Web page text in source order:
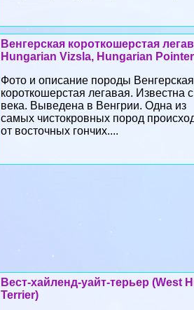
Венгерская короткошерстая
Hungarian Vizsla, Hungarian
Фото и описание породы Венгерская
короткошерстая легавая. Известна
века. Выведена в Венгрии. Одна из
самых чистокровных пород
от восточных гончих....
Вест-хайленд-уайт-терьер (West
Terrier)